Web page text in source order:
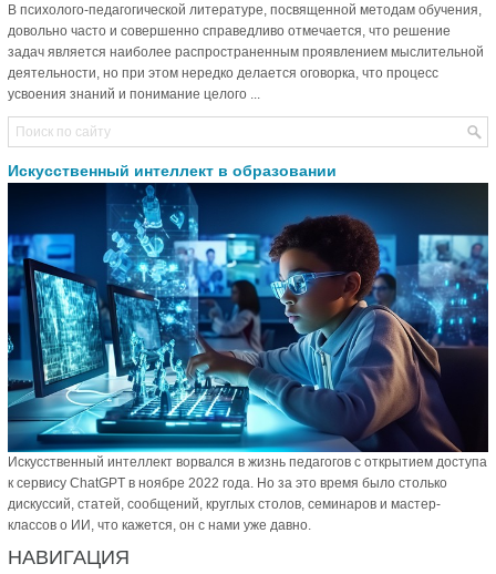
В психолого-педагогической литературе, посвященной методам обучения,
довольно часто и совершенно справедливо отмечается, что решение
задач является наиболее распространенным проявлением мыслительной
деятельности, но при этом нередко делается оговорка, что процесс
усвоения знаний и понимание целого ...
Искусственный интеллект в образовании
Искусственный интеллект ворвался в жизнь педагогов с открытием доступа
к сервису ChatGPT в ноябре 2022 года. Но за это время было столько
дискуссий, статей, сообщений, круглых столов, семинаров и мастер-
классов о ИИ, что кажется, он с нами уже давно.
НАВИГАЦИЯ